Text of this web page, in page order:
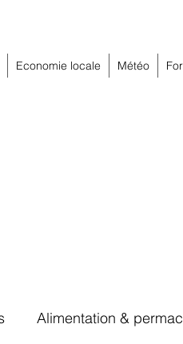
Economie locale Météo
Alimentation &